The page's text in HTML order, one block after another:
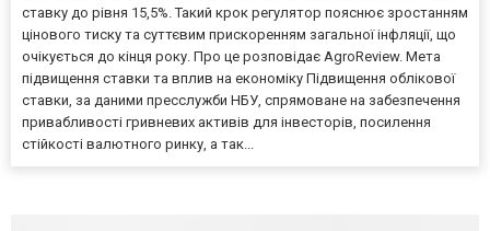
ставку до рівня 15,5%. Такий крок регулятор пояснює зростанням
цінового тиску та суттєвим прискоренням загальної інфляції, що
очікується до кінця року. Про це розповідає AgroReview. Мета
підвищення ставки та вплив на економіку Підвищення облікової
ставки, за даними пресслужби НБУ, спрямоване на забезпечення
привабливості гривневих активів для інвесторів, посилення
стійкості валютного ринку, а так...